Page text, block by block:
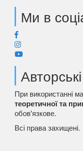
Ми в
При використанні
теоретичної та
обов'язкове.
Всі права захищені.